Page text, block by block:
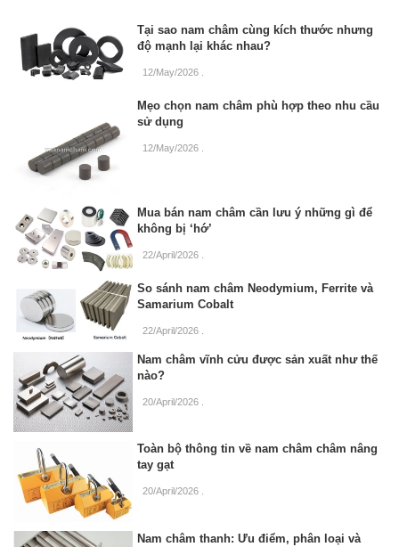
Tại sao nam châm cùng kích thước nhưng
độ mạnh lại khác nhau?
12/May/2026
Mẹo chọn nam châm phù hợp theo nhu cầu
sử dụng
12/May/2026
Mua bán nam châm cần lưu ý những gì để
không bị ‘hớ’
22/April/2026
So sánh nam châm Neodymium, Ferrite và
Samarium Cobalt
22/April/2026
Nam châm vĩnh cửu được sản xuất như thế
nào?
20/April/2026 .
Toàn bộ thông tin về nam châm châm nâng
tay gạt
20/April/2026
Nam châm thanh: Ưu điểm, phân loại và